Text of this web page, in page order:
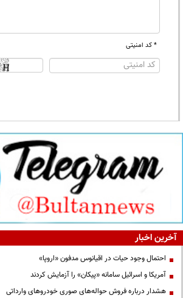
* کد امنیتی
آخرین اخبار
احتمال وجود حیات در اقیانوس مدفون «اروپا»
آمریکا و اسرائیل سامانه «پیکان» را آزمایش کردند
هشدار درباره فروش حواله‌های صوری خودروهای وارداتی